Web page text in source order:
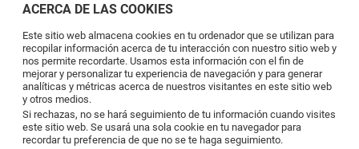
ACERCA DE LAS COOKIES
Este sitio web almacena cookies en tu ordenador que se utilizan para
recopilar información acerca de tu interacción con nuestro sitio web y
nos permite recordarte. Usamos esta información con el fin de
mejorar y personalizar tu experiencia de navegación y para generar
analíticas y métricas acerca de nuestros visitantes en este sitio web
y otros medios.
Si rechazas, no se hará seguimiento de tu información cuando visites
este sitio web. Se usará una sola cookie en tu navegador para
recordar tu preferencia de que no se te haga seguimiento.
Marcas
Profesionales
Blog